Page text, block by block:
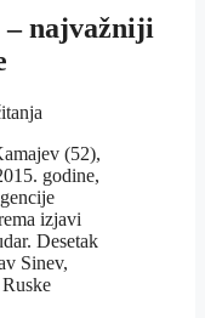
– najvažniji
(52),
godine,
izjavi
Desetak
Sinev,